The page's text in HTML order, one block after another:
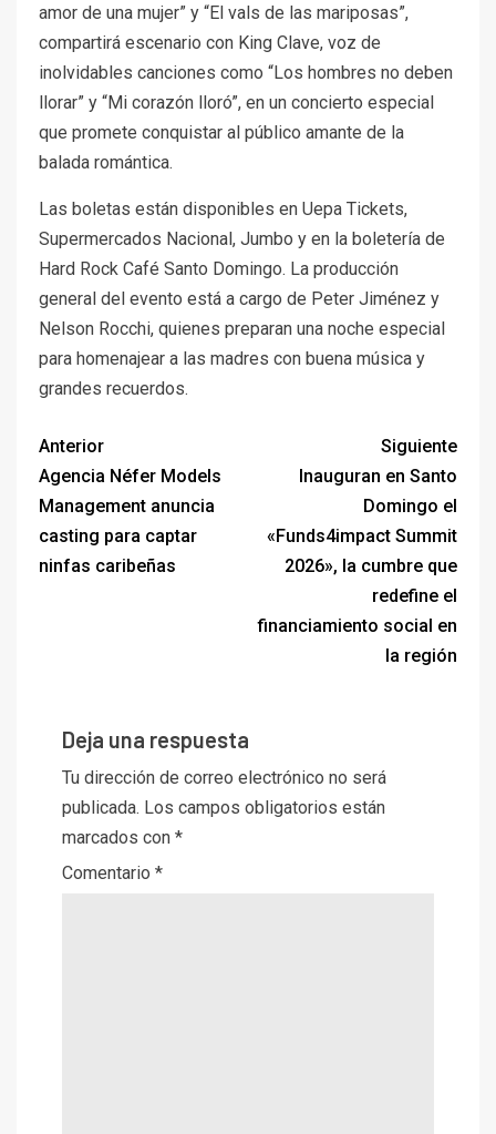
amor de una mujer” y “El vals de las mariposas”,
compartirá escenario con King Clave, voz de
inolvidables canciones como “Los hombres no deben
llorar” y “Mi corazón lloró”, en un concierto especial
que promete conquistar al público amante de la
balada romántica.
Las boletas están disponibles en Uepa Tickets,
Supermercados Nacional, Jumbo y en la boletería de
Hard Rock Café Santo Domingo. La producción
general del evento está a cargo de Peter Jiménez y
Nelson Rocchi, quienes preparan una noche especial
para homenajear a las madres con buena música y
grandes recuerdos.
Anterior
Agencia Néfer Models
Management anuncia
casting para captar
ninfas caribeñas
Siguiente
Inauguran en Santo
Domingo el
«Funds4impact Summit
2026», la cumbre que
redefine el
financiamiento social en
la región
Deja una respuesta
Tu dirección de correo electrónico no será
publicada. Los campos obligatorios están
marcados con *
Comentario *